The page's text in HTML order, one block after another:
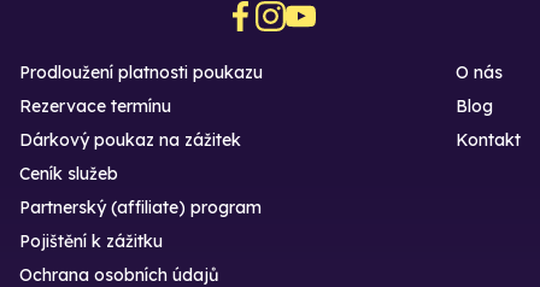
Prodloužení platnosti poukazu
Rezervace termínu
Dárkový poukaz na zážitek
O nás
Blog
Kontakt
Ceník služeb
Partnerský (affiliate) program
Pojištění k zážitku
Ochrana osobních údajů